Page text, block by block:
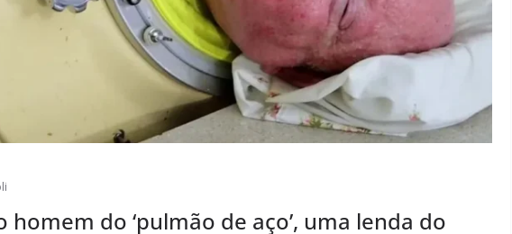
homem do ‘pulmão de aço’, uma lenda do